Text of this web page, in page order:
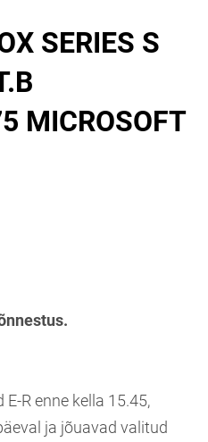
SERIES S
MICROSOFT
R enne kella 15.45,
ja jõuavad valitud